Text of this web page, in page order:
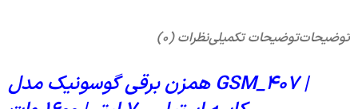
توضیحاتتوضیحات تکمیلینظرات (۰)
همزن برقی گوسونیک مدل GSM_407 |